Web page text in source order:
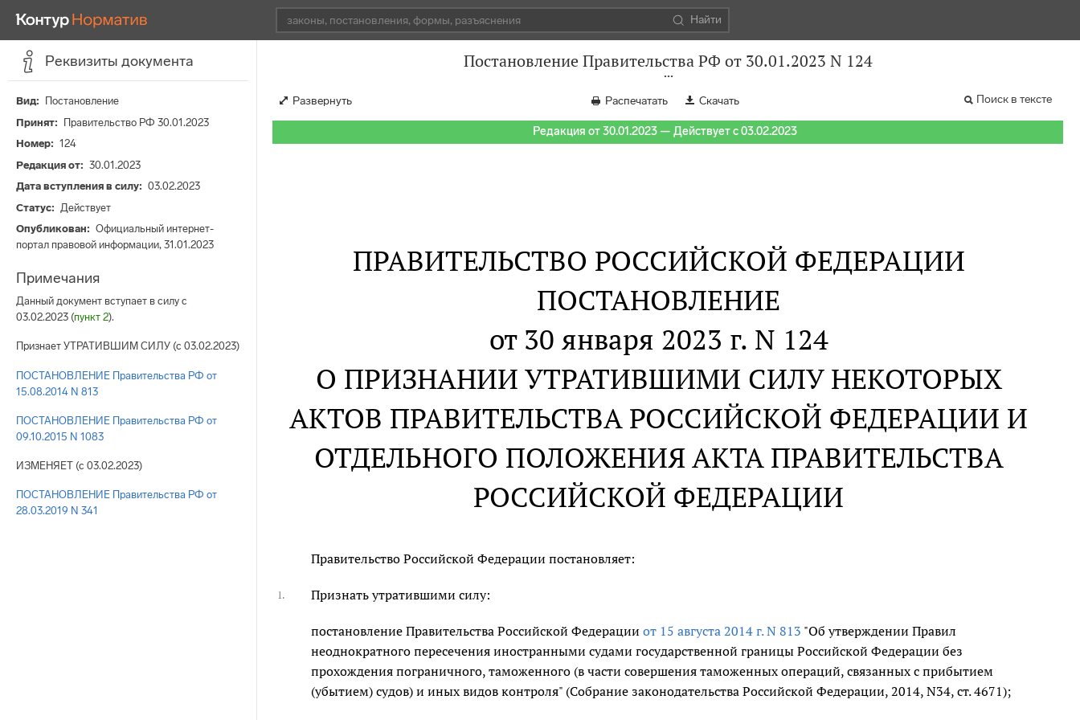
Найти
Реквизиты документа
Вид
Постановление
Принят
Правительство РФ 30.01.2023
Номер
124
Редакция от
30.01.2023
Дата вступления в силу
03.02.2023
Статус
Действует
Опубликован
Официальный интернет-
портал правовой информации, 31.01.2023
Примечания
Данный документ вступает в силу с
03.02.2023 (пункт 2).
Признает УТРАТИВШИМ СИЛУ (с 03.02.2023)
ПОСТАНОВЛЕНИЕ Правительства РФ от
15.08.2014 N 813
ПОСТАНОВЛЕНИЕ Правительства РФ от
09.10.2015 N 1083
ИЗМЕНЯЕТ (с 03.02.2023)
ПОСТАНОВЛЕНИЕ Правительства РФ от
28.03.2019 N 341
Постановление Правительства РФ от 30.01.2023 N 124
Развернуть Распечатать Скачать Поиск в тексте
Редакция от 30.01.2023 — Действует с 03.02.2023
ПРАВИТЕЛЬСТВО РОССИЙСКОЙ ФЕДЕРАЦИИ
ПОСТАНОВЛЕНИЕ
от 30 января 2023 г. N 124
О ПРИЗНАНИИ УТРАТИВШИМИ СИЛУ НЕКОТОРЫХ
АКТОВ ПРАВИТЕЛЬСТВА РОССИЙСКОЙ ФЕДЕРАЦИИ И
ОТДЕЛЬНОГО ПОЛОЖЕНИЯ АКТА ПРАВИТЕЛЬСТВА
РОССИЙСКОЙ ФЕДЕРАЦИИ
Правительство Российской Федерации постановляет:
1. Признать утратившими силу:
постановление Правительства Российской Федерацииот 15 августа 2014 г. N 813 "Об утверждении Правил
неоднократного пересечения иностранными судами государственной границы Российской Федерации без
прохождения пограничного, таможенного (в части совершения таможенных операций, связанных с прибытием
(убытием) судов) и иных видов контроля" (Собрание законодательства Российской Федерации, 2014, N34, ст. 4671);